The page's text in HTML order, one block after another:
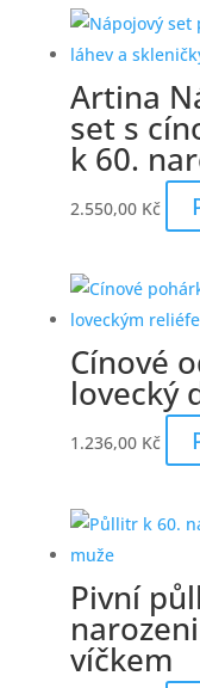
Artina
set s
k 60.
2.550,00 Kč
Cínové
lovecký
1.236,00 Kč
Pivní
víčkem